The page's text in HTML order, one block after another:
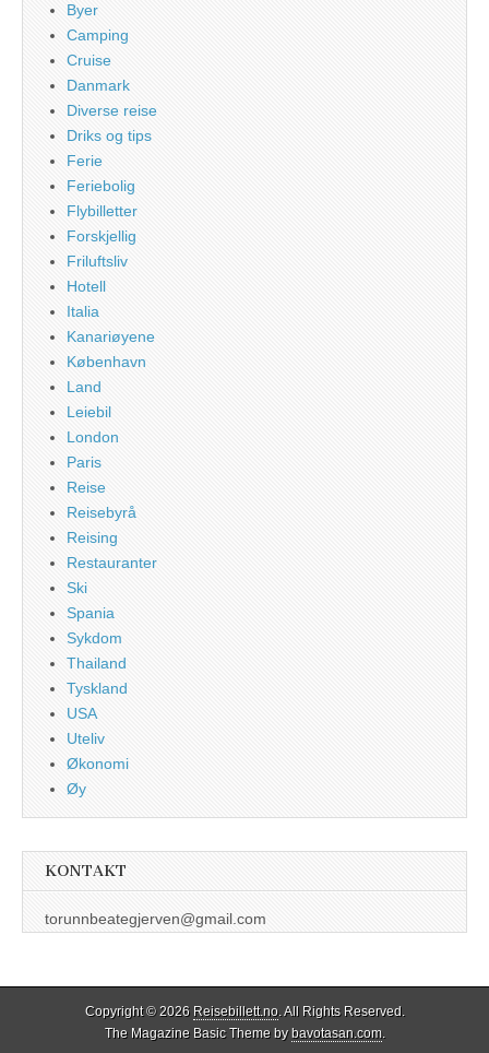
Byer
Camping
Cruise
Danmark
Diverse reise
Driks og tips
Ferie
Feriebolig
Flybilletter
Forskjellig
Friluftsliv
Hotell
Italia
Kanariøyene
København
Land
Leiebil
London
Paris
Reise
Reisebyrå
Reising
Restauranter
Ski
Spania
Sykdom
Thailand
Tyskland
USA
Uteliv
Økonomi
Øy
KONTAKT
torunnbeategjerven@gmail.com
Copyright © 2026 Reisebillett.no. All Rights Reserved.
The Magazine Basic Theme bybavotasan.com.